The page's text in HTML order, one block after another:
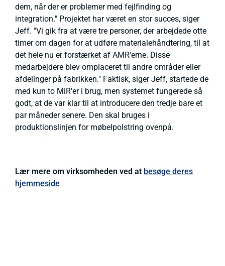
dem, når der er problemer med fejlfinding og
integration." Projektet har været en stor succes, siger
Jeff. "Vi gik fra at være tre personer, der arbejdede otte
timer om dagen for at udføre materialehåndtering, til at
det hele nu er forstærket af AMR'erne. Disse
medarbejdere blev omplaceret til andre områder eller
afdelinger på fabrikken." Faktisk, siger Jeff, startede de
med kun to MiR'er i brug, men systemet fungerede så
godt, at de var klar til at introducere den tredje bare et
par måneder senere. Den skal bruges i
produktionslinjen for møbelpolstring ovenpå.
Lær mere om virksomheden ved at besøge deres
hjemmeside